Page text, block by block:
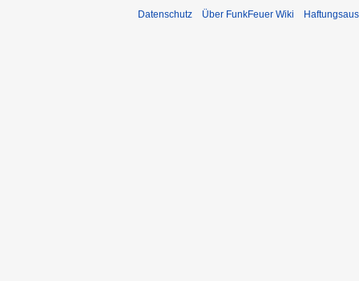
Datenschutz Über FunkFeuer Wiki